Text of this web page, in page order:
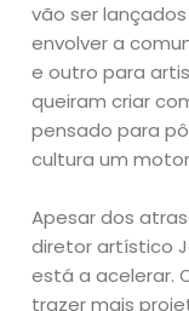
vão ser
envolver a
e outro para
queiram criar
pensado para
cultura um
Apesar dos
diretor artístico
está a acelerar.
trazer mais